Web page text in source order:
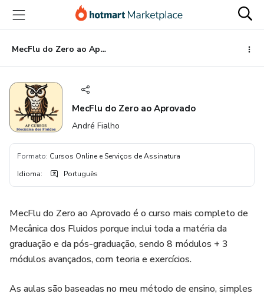
para
conteúdo
principal
para
pagamento
para
rodapé
MecFlu do Zero ao Aprovado
MecFlu do Zero ao Aprovado
André Fialho
Formato: Cursos Online e Serviços de Assinatura
Idioma: Português
MecFlu do Zero ao Aprovado é o curso mais completo de
Mecânica dos Fluidos porque inclui toda a matéria da
graduação e da pós-graduação, sendo 8 módulos + 3
módulos avançados, com teoria e exercícios.
As aulas são baseadas no meu método de ensino, simples